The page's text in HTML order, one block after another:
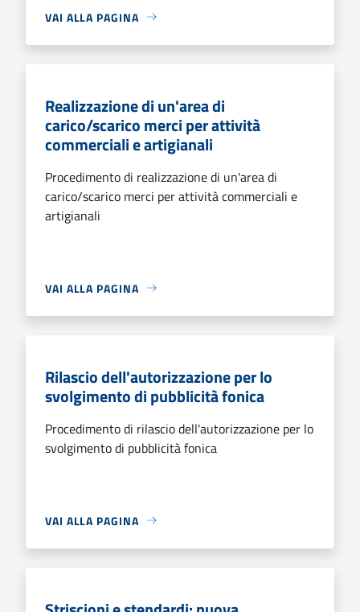
VAI ALLA PAGINA
Realizzazione di un'area di
carico/scarico merci per attività
commerciali e artigianali
Procedimento di realizzazione di un'area di
carico/scarico merci per attività commerciali e
artigianali
VAI ALLA PAGINA
Rilascio dell'autorizzazione per lo
svolgimento di pubblicità fonica
Procedimento di rilascio dell'autorizzazione per lo
svolgimento di pubblicità fonica
VAI ALLA PAGINA